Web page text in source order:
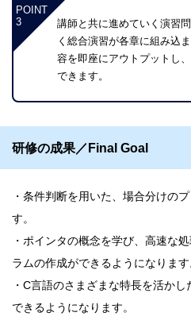
POINT
3
講師と共に進めていく演習
く総合演習が各章に組み込
容を即座にアウトプットし
できます。
研修の成果／Final Goal
条件判断を用いた、場合分けの
す。
ポインタの概念を学び、高速な
ラムの作成ができるようになります
C言語のさまざまな特長を活か
できるようになります。